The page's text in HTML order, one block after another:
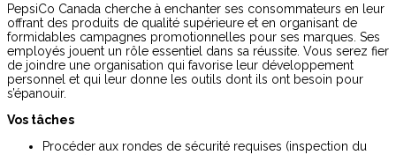
PepsiCo Canada cherche à enchanter ses consommateurs en leur
offrant des produits de qualité supérieure et en organisant de
formidables campagnes promotionnelles pour ses marques. Ses
employés jouent un rôle essentiel dans sa réussite. Vous serez fier
de joindre une organisation qui favorise leur développement
personnel et qui leur donne les outils dont ils ont besoin pour
s’épanouir.
Vos tâches
Procéder aux rondes de sécurité requises (inspection du